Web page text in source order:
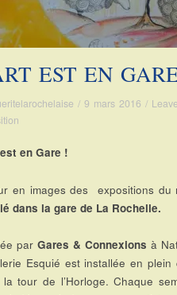
EST EN
/ 9 mars 2016 /
est en Gare !
en images des expositions du
dans la gare de La Rochelle.
par Gares & Connexions à
Esquié est installée en
tour de l’Horloge. Chaque